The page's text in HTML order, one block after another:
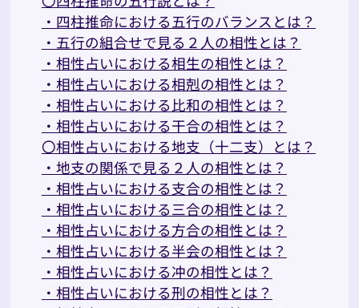
・四柱推命における五行のバランスとは？
・五行の組合せで見る２人の相性とは？
・相性占いにおける相生の相性とは？
・相性占いにおける相剋の相性とは？
・相性占いにおける比和の相性とは？
・相性占いにおける干合の相性とは？
〇相性占いにおける地支（十二支）とは？
・地支の関係で見る２人の相性とは？
・相性占いにおける支合の相性とは？
・相性占いにおける三合の相性とは？
・相性占いにおける方合の相性とは？
・相性占いにおける半会の相性とは？
・相性占いにおける冲の相性とは？
・相性占いにおける刑の相性とは？